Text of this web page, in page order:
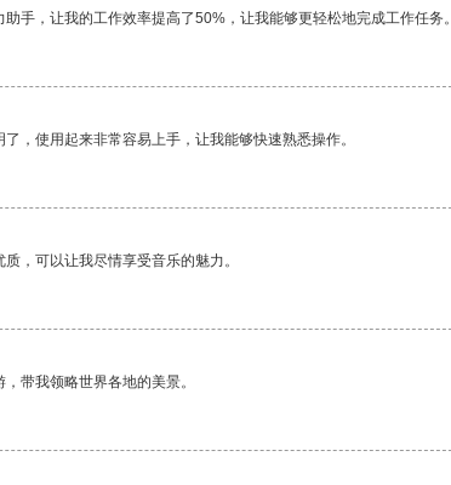
手，让我的工作效率提高了50%，让我能够更轻松地完成工作任务。
，使用起来非常容易上手，让我能够快速熟悉操作。
，可以让我尽情享受音乐的魅力。
带我领略世界各地的美景。